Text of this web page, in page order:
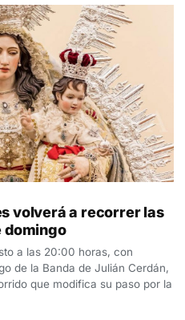
volverá a recorrer las
domingo
a las 20:00 horas, con
de la Banda de Julián Cerdán,
que modifica su paso por la